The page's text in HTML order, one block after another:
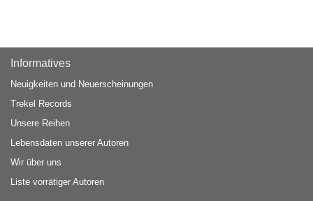
Informatives
Neuigkeiten und Neuerscheinungen
Trekel Records
Unsere Reihen
Lebensdaten unserer Autoren
Wir über uns
Liste vorrätiger Autoren